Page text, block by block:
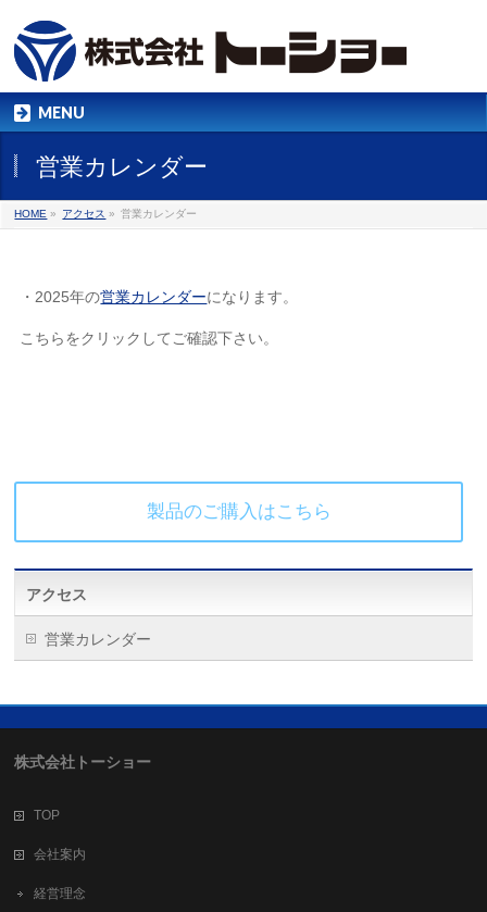
MENU
営業カレンダー
HOME » アクセス » 営業カレンダー
・2025年の営業カレンダーになります。
こちらをクリックしてご確認下さい。
製品のご購入はこちら
アクセス
営業カレンダー
株式会社トーショー
TOP
会社案内
経営理念